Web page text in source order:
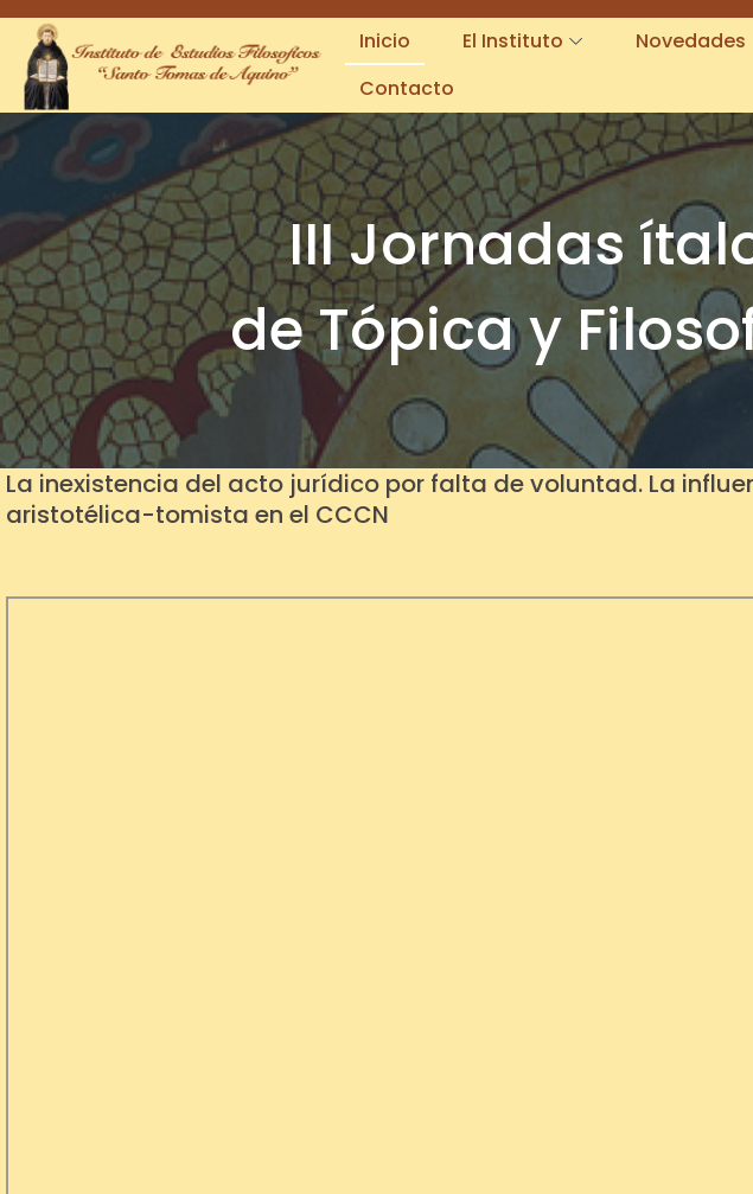
Inicio El Instituto Novedades
Contacto
III Jornadas
de Tópica y
La inexistencia del acto jurídico por falta de voluntad. La
aristotélica-tomista en el CCCN